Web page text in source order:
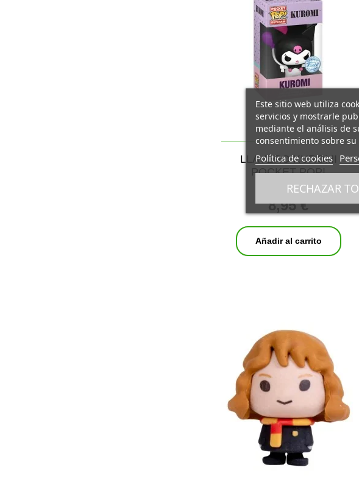
LLAVERO KUROMI
POCKET POP!
8,95 €
Añadir al carrito
Este sitio web utiliza
servicios y mostrarle
mediante el análisis de
consentimiento sobre
Política de cookies
RECHAZAR